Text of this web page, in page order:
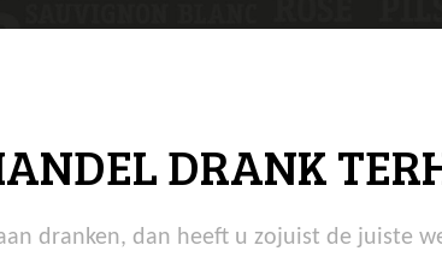
DRANK
dranken, dan heeft u zojuist de juiste